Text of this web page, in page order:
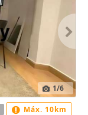
1/6
Máx. 10km